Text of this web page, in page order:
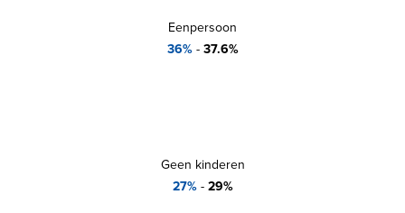
Eenpersoon
36%- 37.6%
Geen kinderen
27%- 29%